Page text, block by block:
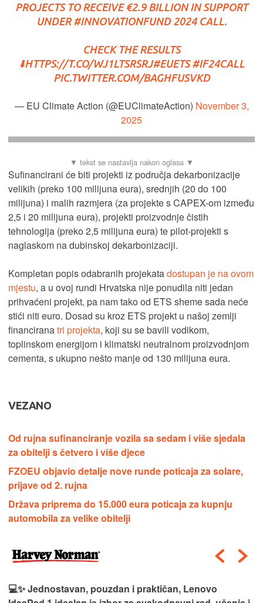
PROJECTS TO RECEIVE €2.9 BILLION IN SUPPORT
UNDER#INNOVATIONFUND2024 CALL.
CHECK THE RESULTS
⬇️HTTPS://T.CO/WJ1LTSRSRJ#EUETS #IF24CALL
PIC.TWITTER.COM/BAGHFUSVKD
— EU Climate Action (@EUClimateAction) November 3,
2025
Sufinancirani će biti projekti iz područja dekarbonizacije
velikih (preko 100 milijuna eura), srednjih (20 do 100
milijuna) i malih razmjera (za projekte s CAPEX-om između
2,5 i 20 milijuna eura), projekti proizvodnje čistih
tehnologija (preko 2,5 milijuna eura) te pilot-projekti s
naglaskom na dubinskoj dekarbonizaciji.
Kompletan popis odabranih projekatadostupan je na ovom
mjestu, a u ovoj rundi Hrvatska nije ponudila niti jedan
prihvaćeni projekt, pa nam tako od ETS sheme sada neće
stići niti euro. Dosad su kroz ETS projekt u našoj zemlji
financiranatri projekta, koji su se bavili vodikom,
toplinskom energijom i klimatski neutralnom proizvodnjom
cementa, s ukupno nešto manje od 130 milijuna eura.
VEZANO
Od rujna sufinanciranje vozila sa sedam i više sjedala
za obitelji s četvero i više djece
FZOEU objavio detalje nove runde poticaja za solare,
prijave od 2. rujna
Država priprema do 15.000 eura poticaja za kupnju
automobila za velike obitelji
💻✨ Jednostavan, pouzdan i praktičan, Lenovo